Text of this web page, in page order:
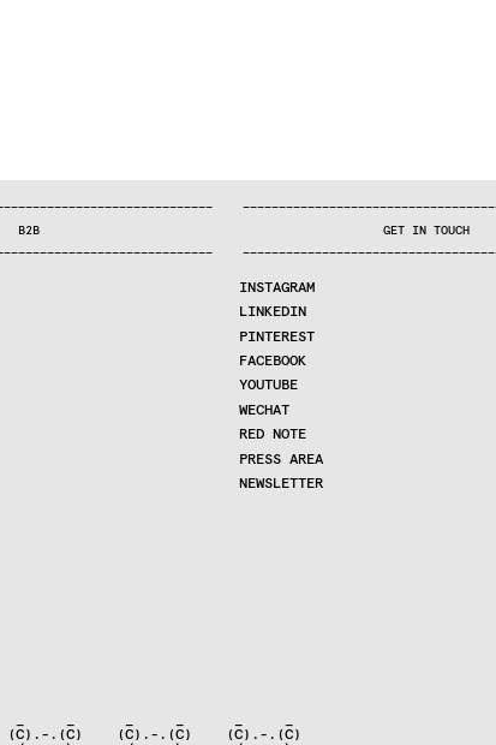
—————————————————————————————
B2B
—————————————————————————————
———————————————————————————————————
GET IN TOUCH
———————————————————————————————————
INSTAGRAM
LINKEDIN
PINTEREST
FACEBOOK
YOUTUBE
WECHAT
RED NOTE
PRESS AREA
NEWSLETTER
.(C)    (C).-.(C)    (C).-.(C)